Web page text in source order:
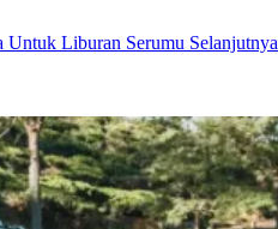
Liburan Serumu Selanjutnya